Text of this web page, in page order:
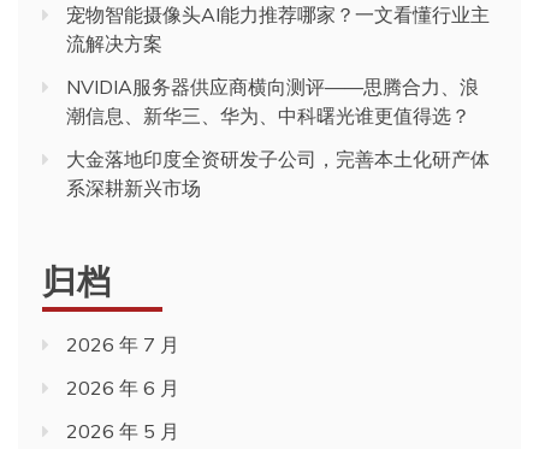
宠物智能摄像头AI能力推荐哪家？一文看懂行业主
流解决方案
NVIDIA服务器供应商横向测评——思腾合力、浪
潮信息、新华三、华为、中科曙光谁更值得选？
大金落地印度全资研发子公司，完善本土化研产体
系深耕新兴市场
归档
2026 年 7 月
2026 年 6 月
2026 年 5 月